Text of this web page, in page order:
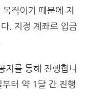
목적이기 때문에 지
. 지정 계좌로 입금
지를 통해 진행합니
터 약 1달 간 진행